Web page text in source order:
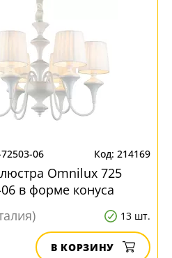
06 214169
Omnilux 725
в форме конуса
13 шт.
В КОРЗИНУ